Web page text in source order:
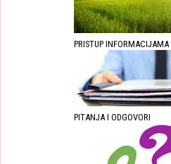
PRISTUP INFORMACIJAMA
PITANJA I ODGOVORI